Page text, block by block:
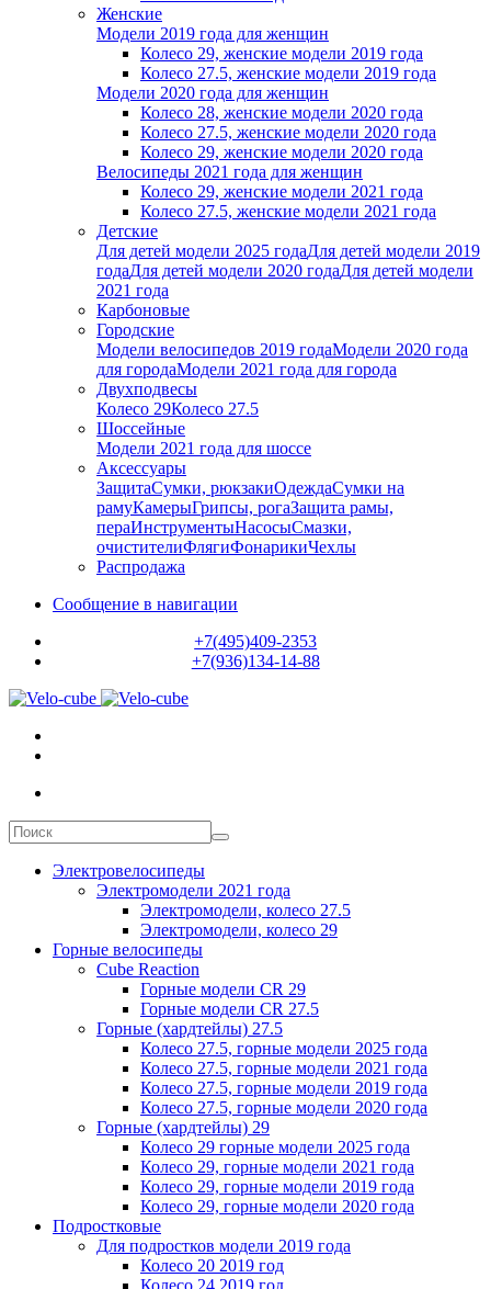
Женскиe
Модели 2019 года для женщин
Колесо 29, женские модели 2019 года
Колесо 27.5, женские модели 2019 года
Модели 2020 года для женщин
Колесо 28, женские модели 2020 года
Колесо 27.5, женские модели 2020 года
Колесо 29, женские модели 2020 года
Велосипеды 2021 года для женщин
Колесо 29, женские модели 2021 года
Колесо 27.5, женские модели 2021 года
Детские
Для детей модели 2025 годаДля детей модели 2019
годаДля детей модели 2020 годаДля детей модели
2021 года
Карбоновые
Городские
Модели велосипедов 2019 годаМодели 2020 года
для городаМодели 2021 года для города
Двухподвесы
Колесо 29Колесо 27.5
Шоссейные
Модели 2021 года для шоссе
Аксессуары
ЗащитаСумки, рюкзакиОдеждаСумки на
рамуКамерыГрипсы, рогаЗащита рамы,
пераИнструментыНасосыСмазки,
очистителиФлягиФонарикиЧехлы
Распродажа
Сообщение в навигации
+7(495)409-2353
+7(936)134-14-88
Электровелосипеды
Электромодели 2021 года
Электромодели, колесо 27.5
Электромодели, колесо 29
Горные велосипеды
Cube Reaction
Горные модели CR 29
Горные модели CR 27.5
Горные (хардтейлы) 27.5
Колесо 27.5, горные модели 2025 года
Колесо 27.5, горные модели 2021 года
Колесо 27.5, горные модели 2019 года
Колесо 27.5, горные модели 2020 года
Горные (хардтейлы) 29
Колесо 29 горные модели 2025 года
Колесо 29, горные модели 2021 года
Колесо 29, горные модели 2019 года
Колесо 29, горные модели 2020 года
Подростковые
Для подростков модели 2019 года
Колесо 20 2019 год
Колесо 24 2019 год